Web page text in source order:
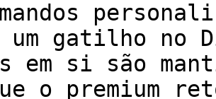
gatilho no
em si são
o premium